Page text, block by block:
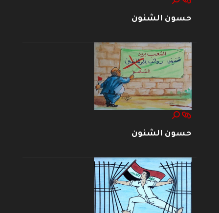
حسون الشنون
حسون الشنون